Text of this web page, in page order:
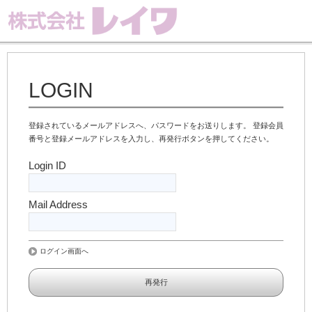
LOGIN
登録されているメールアドレスへ、パスワードをお送りします。
登録会員
番号と登録メールアドレスを入力し、再発行ボタンを押してください。
Login ID
Mail Address
ログイン画面へ
再発行